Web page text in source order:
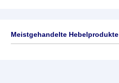
Meistgehandelte Hebelprodukte